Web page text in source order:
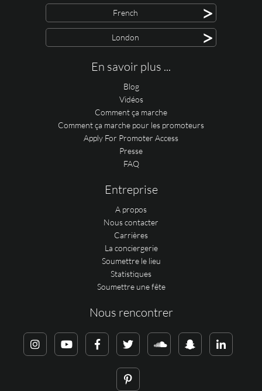
French >
London >
En savoir plus ...
Blog
Vidéos
Comment ça marche
Comment ça marche pour les promoteurs
Apply For Promoter Access
Presse
FAQ
Entreprise
A propos
Nous contacter
Carrières
La conciergerie
Soumettre le lieu
Statistiques
Soumettre une fête
Nous rencontrer